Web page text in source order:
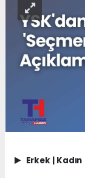
Erkek | Kadın